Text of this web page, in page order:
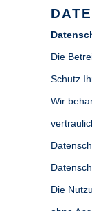
Die
Schutz
Wir
Die